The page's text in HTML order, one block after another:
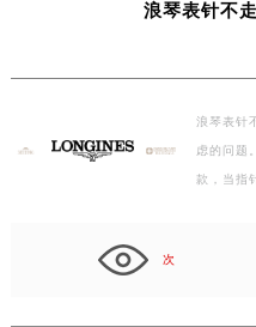
浪琴表针不
浪琴表针
虑的问题
款，当指
次